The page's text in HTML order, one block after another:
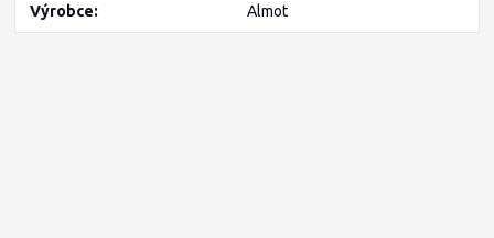
Výrobce Almot